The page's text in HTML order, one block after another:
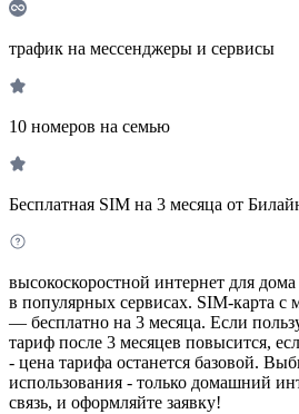
трафик на мессенджеры и сервисы
10 номеров на семью
Бесплатная SIM на 3 месяца от
высокоскоростной интернет для
в популярных сервисах. SIM-карта с
— бесплатно на 3 месяца. Если
тариф после 3 месяцев повысится,
- цена тарифа останется базовой.
использования - только домашний
связь, и оформляйте заявку!